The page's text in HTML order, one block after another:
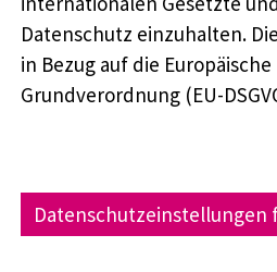
Datenschutz einzuhalten.
in Bezug auf die
Grundverordnung (EU-
Datenschutzeinstellungen